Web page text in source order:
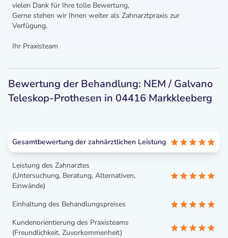
vielen Dank für Ihre tolle Bewertung,
Gerne stehen wir Ihnen weiter als Zahnarztpraxis zur
Verfügung.
Ihr Praxisteam
Bewertung der Behandlung: NEM / Galvano
Teleskop-Prothesen in 04416 Markkleeberg
Gesamtbewertung der zahnärztlichen Leistung
Leistung des Zahnarztes
(Untersuchung, Beratung, Alternativen,
Einwände)
Einhaltung des Behandlungspreises
Kundenorientierung des Praxisteams
(Freundlichkeit, Zuvorkommenheit)